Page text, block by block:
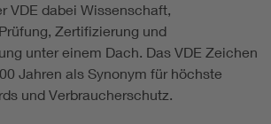
VDE dabei Wissenschaft,
Zertifizierung und
unter einem Dach. Das VDE Zeichen
Jahren als Synonym für höchste
und Verbraucherschutz.